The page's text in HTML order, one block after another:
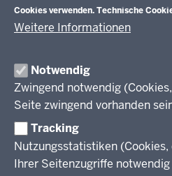
Cookies verwenden. Technische
Weitere Informationen
Notwendig
Zwingend notwendig
Seite zwingend vorhanden
Tracking
Nutzungsstatistiken
Ihrer Seitenzugriffe
Veröffentlichungen
Leitbild
Stellenangebote
Über uns
Schulentwicklung
Unterricht
Professionalisierung
Standardsicherung NRW
Berufsbildung NRW
Erwachsenenbildung
Wir über uns